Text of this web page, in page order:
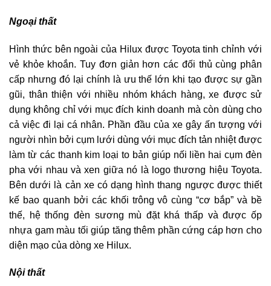
Ngoại thất
Hình thức bên ngoài của Hilux được Toyota tinh chỉnh với
vẻ khỏe khoắn. Tuy đơn giản hơn các đối thủ cùng phân
cấp nhưng đó lại chính là ưu thế lớn khi tạo được sự gần
gũi, thân thiện với nhiều nhóm khách hàng, xe được sử
dụng không chỉ với mục đích kinh doanh mà còn dùng cho
cả việc đi lại cá nhân. Phần đầu của xe gây ấn tượng với
người nhìn bởi cụm lưới dùng với mục đích tản nhiệt được
làm từ các thanh kim loại to bản giúp nối liền hai cụm đèn
pha với nhau và xen giữa nó là logo thương hiệu Toyota.
Bên dưới là cản xe có dạng hình thang ngược được thiết
kế bao quanh bởi các khối trông vô cùng “cơ bắp” và bề
thế, hệ thống đèn sương mù đặt khá thấp và được ốp
nhựa gam màu tối giúp tăng thêm phần cứng cáp hơn cho
diện mạo của dòng xe Hilux.
Nội thất